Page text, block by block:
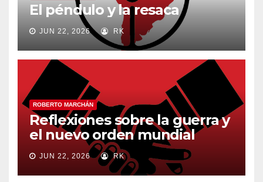
El péndulo y la resaca
JUN 22, 2026 RK
ROBERTO MARCHÁN
Reflexiones sobre la guerra y
el nuevo orden mundial
JUN 22, 2026 RK